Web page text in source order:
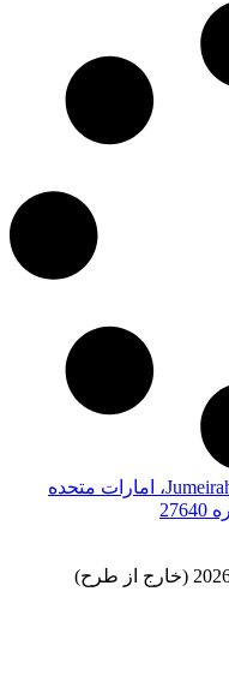
آپارتمان درJumeirah Lake Towers، Dubai، امارات متحده